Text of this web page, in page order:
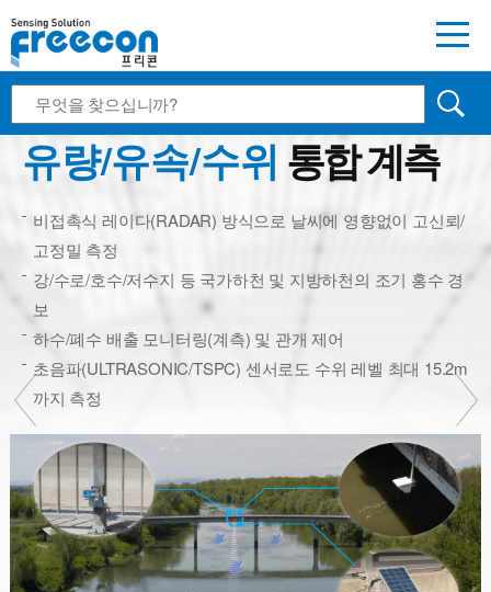
소하천 홍수 스마트 계측관리시스템
유량/유속/수위 통합 계측
비접촉식 레이다(RADAR) 방식으로 날씨에 영향없이 고신뢰/
고정밀 측정
강/수로/호수/저수지 등 국가하천 및 지방하천의 조기 홍수 경
보
하수/폐수 배출 모니터링(계측) 및 관개 제어
초음파(ULTRASONIC/TSPC) 센서로도 수위 레벨 최대 15.2m
까지 측정